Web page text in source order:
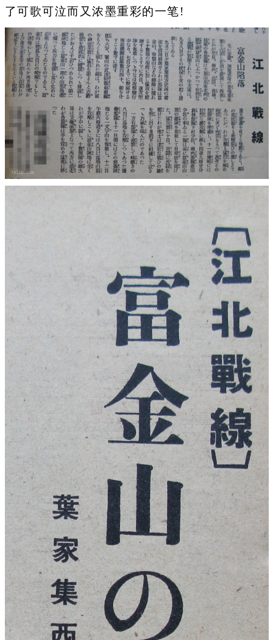
了可歌可泣而又浓墨重彩的一笔!